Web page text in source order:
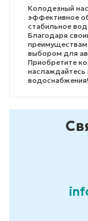
Колодезный
эффективное
стабильное
Благодаря
выбором для
Приобретите
водоснабжения!